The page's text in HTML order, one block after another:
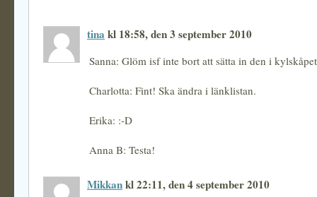
tina kl 18:58, den 3 september 2010
Sanna: Glöm isf inte bort att sätta in den i
Charlotta: Fint! Ska ändra i länklistan.
Erika: :-D
Anna B: Testa!
Mikkankl 22:11, den 4 september 2010